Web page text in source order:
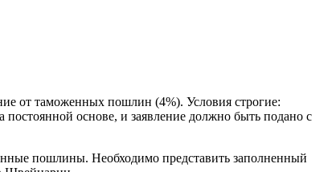
от таможенных пошлин (4%). Условия строгие:
основе, и заявление должно быть подано с
пошлины. Необходимо представить заполненный